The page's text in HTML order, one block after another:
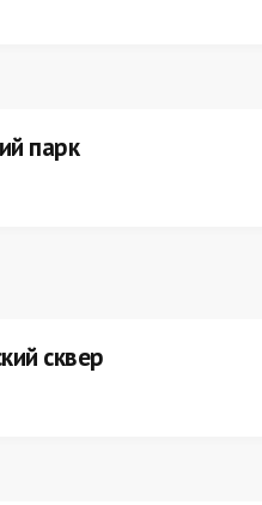
парк
сквер